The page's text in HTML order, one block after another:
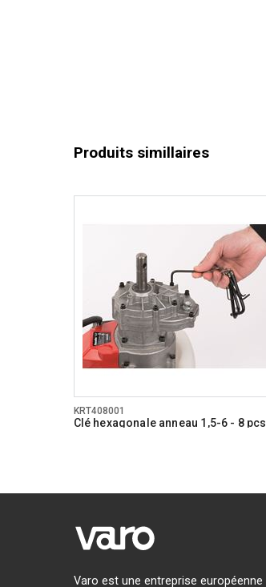
Produits simillaires
KRT408001
Clé hexagonale anneau 1,5-6 - 8 pcs
Varo est une entreprise européenne